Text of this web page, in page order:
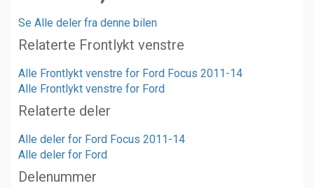
Se Alle deler fra denne bilen
Relaterte Frontlykt venstre
Alle Frontlykt venstre for Ford Focus 2011-14
Alle Frontlykt venstre for Ford
Relaterte deler
Alle deler for Ford Focus 2011-14
Alle deler for Ford
Delenummer